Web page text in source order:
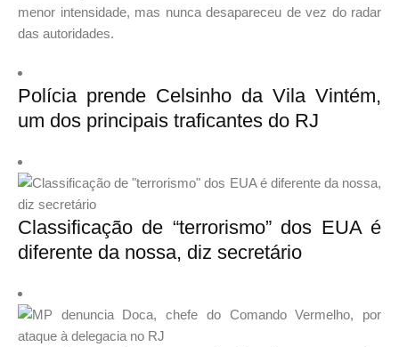
menor intensidade, mas nunca desapareceu de vez do radar
das autoridades.
Polícia prende Celsinho da Vila Vintém,
um dos principais traficantes do RJ
Classificação de “terrorismo” dos EUA é
diferente da nossa, diz secretário